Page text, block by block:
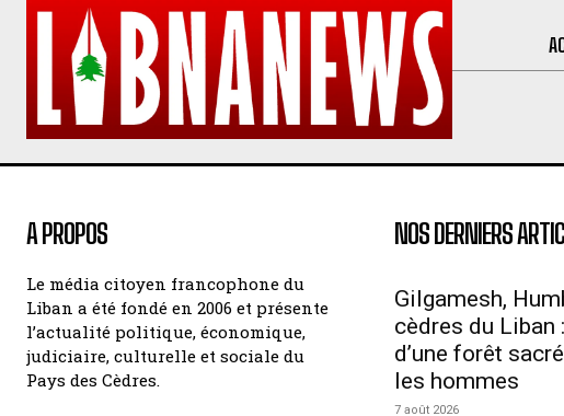
A PROPOS
Le média citoyen francophone du
Liban a été fondé en 2006 et présente
l’actualité politique, économique,
judiciaire, culturelle et sociale du
Pays des Cèdres.
NOS DERNIERS
Gilgamesh,
cèdres du Liban
d’une forêt
les hommes
7 août 2026